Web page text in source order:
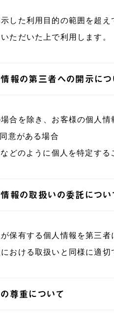
した利用目的の範囲を超
ただいた上で利用します。
報の第三者への開示につ
合を除き、お客様の個人情
意がある場合
どのように個人を特定す
報の取扱いの委託につい
保有する個人情報を第三
おける取扱いと同様に適
尊重について